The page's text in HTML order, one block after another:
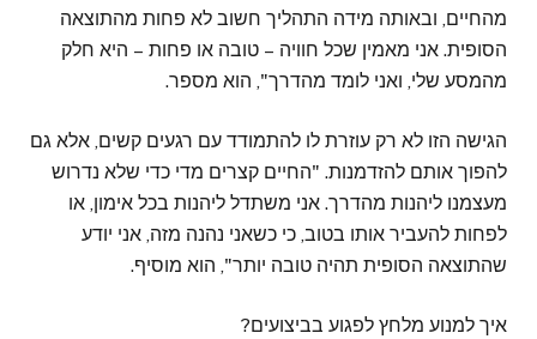
מהחיים, ובאותה מידה התהליך חשוב לא פחות מהתוצאה
הסופית. אני מאמין שכל חוויה – טובה או פחות – היא חלק
מהמסע שלי, ואני לומד מהדרך", הוא מספר.
הגישה הזו לא רק עוזרת לו להתמודד עם רגעים קשים, אלא גם
להפוך אותם להזדמנות. "החיים קצרים מדי כדי שלא נדרוש
מעצמנו ליהנות מהדרך. אני משתדל ליהנות בכל אימון, או
לפחות להעביר אותו בטוב, כי כשאני נהנה מזה, אני יודע
שהתוצאה הסופית תהיה טובה יותר", הוא מוסיף.
איך למנוע מלחץ לפגוע בביצועים?